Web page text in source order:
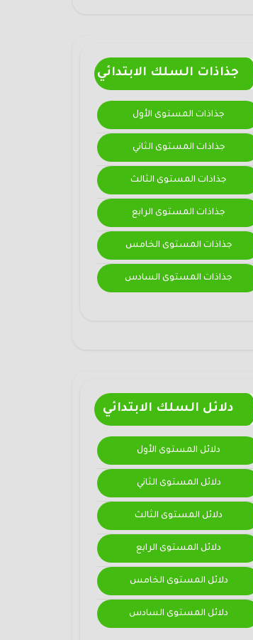
جذاذات السلك الابتدائي
جذاذات المستوى الأول
جذاذات المستوى الثاني
جذاذات المستوى الثالث
جذاذات المستوى الرابع
جذاذات المستوى الخامس
جذاذات المستوى السادس
دلائل السلك الابتدائي
دلائل المستوى الأول
دلائل المستوى الثاني
دلائل المستوى الثالث
دلائل المستوى الرابع
دلائل المستوى الخامس
دلائل المستوى السادس